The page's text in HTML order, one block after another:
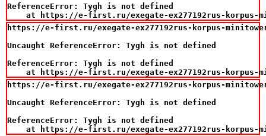
ReferenceError: Tygh is not defined
at https://e-first.ru/exegate-ex277192rus-
https://e-first.ru/exegate-ex277192rus-korpus-
Uncaught ReferenceError: Tygh is not defined
ReferenceError: Tygh is not defined
at https://e-first.ru/exegate-ex277192rus-
https://e-first.ru/exegate-ex277192rus-korpus-
Uncaught ReferenceError: Tygh is not defined
ReferenceError: Tygh is not defined
at https://e-first.ru/exegate-ex277192rus-